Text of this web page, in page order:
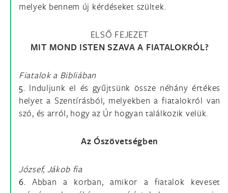
melyek bennem új kérdéseket szültek.
ELSŐ FEJEZET
MIT MOND ISTEN SZAVA A FIATALOKRÓL?
Fiatalok a Bibliában
5. Induljunk el és gyűjtsünk össze néhány értékes
helyet a Szentírásból, melyekben a fiatalokról van
szó, és arról, hogy az Úr hogyan találkozik velük.
Az Ószövetségben
József, Jákob fia
6. Abban a korban, amikor a fiatalok keveset